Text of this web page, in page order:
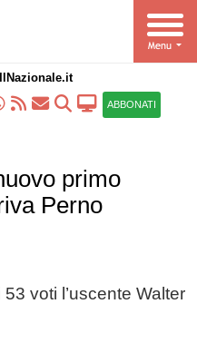
IlNazionale.it
ABBONATI
primo
Perno
voti l’uscente Walter